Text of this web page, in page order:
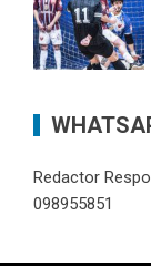
Redactor
098955851